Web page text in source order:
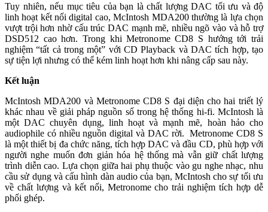
Tuy nhiên, nếu mục tiêu của bạn là chất lượng DAC tối ưu và độ
linh hoạt kết nối digital cao, McIntosh MDA200 thường là lựa chọn
vượt trội hơn nhờ cấu trúc DAC mạnh mẽ, nhiều ngõ vào và hỗ trợ
DSD512 cao hơn. Trong khi Metronome CD8 S hướng tới trải
nghiệm “tất cả trong một” với CD Playback và DAC tích hợp, tạo
sự tiện lợi nhưng có thể kém linh hoạt hơn khi nâng cấp sau này.
Kết luận
McIntosh MDA200 và Metronome CD8 S đại diện cho hai triết lý
khác nhau về giải pháp nguồn số trong hệ thống hi-fi. McIntosh là
một DAC chuyên dụng, linh hoạt và mạnh mẽ, hoàn hảo cho
audiophile có nhiều nguồn digital và DAC rời. Metronome CD8 S
là một thiết bị đa chức năng, tích hợp DAC và đầu CD, phù hợp với
người nghe muốn đơn giản hóa hệ thống mà vẫn giữ chất lượng
trình diễn cao. Lựa chọn giữa hai phụ thuộc vào gu nghe nhạc, nhu
cầu sử dụng và cấu hình dàn audio của bạn, McIntosh cho sự tối ưu
về chất lượng và kết nối, Metronome cho trải nghiệm tích hợp dễ
phối ghép.